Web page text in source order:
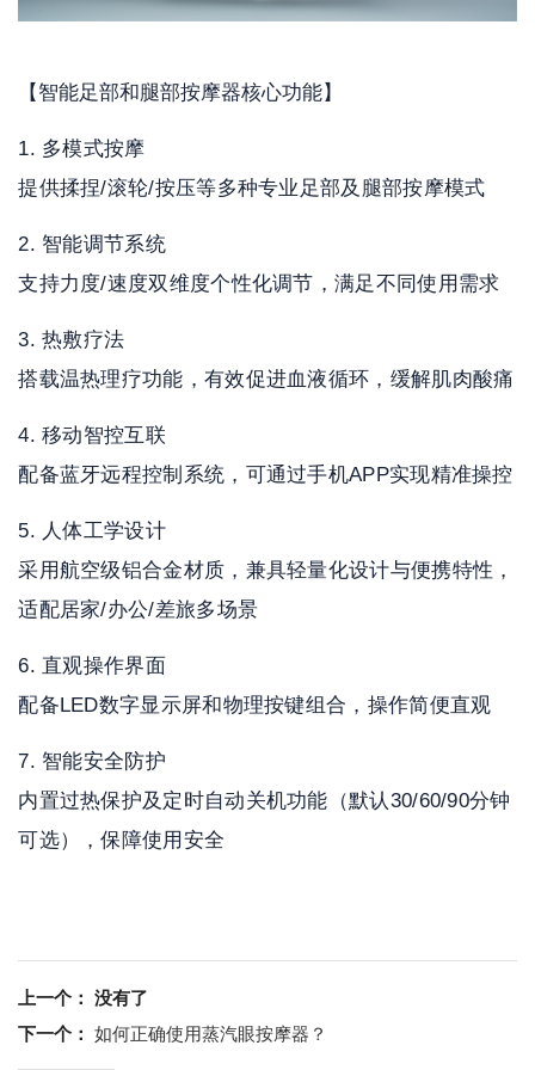
【智能足部和腿部按摩器核心功能】
多模式按摩
提供揉捏/滚轮/按压等多种专业足部及腿部按摩模式
智能调节系统
支持力度/速度双维度个性化调节，满足不同使用需求
热敷疗法
搭载温热理疗功能，有效促进血液循环，缓解肌肉酸痛
移动智控互联
配备蓝牙远程控制系统，可通过手机APP实现精准操控
人体工学设计
采用航空级铝合金材质，兼具轻量化设计与便携特性，
适配居家/办公/差旅多场景
直观操作界面
配备LED数字显示屏和物理按键组合，操作简便直观
智能安全防护
内置过热保护及定时自动关机功能（默认30/60/90分钟
可选），保障使用安全
上一个： 没有了
下一个：如何正确使用蒸汽眼按摩器？